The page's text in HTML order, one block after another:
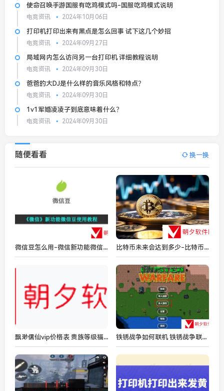
使命召唤手游国服有吃鸡模式吗-国服吃鸡模式说明
电竞资讯 2024年10月06日
打印机打印出来有黑点是怎么回事 试下这几个妙招
电竞资讯 2024年09月27日
局域网内怎么访问另一台打印机 详细教程说明
电竞资讯 2024年09月30日
爸爸的大DJ是什么样的音乐风格和特点？
电竞资讯 2024年09月30日
1v1军婚凌凌子到底意味着什么？
电竞资讯 2024年09月30日
随便看看 换一换
微信豆怎么用-微信新功能微信豆使用教程 比特币未来会达到多少-比特币未来分享
飘渺儒仙vip价格表 贵族等级福利汇总 铁锈战争如何联机 铁锈战争联机方法